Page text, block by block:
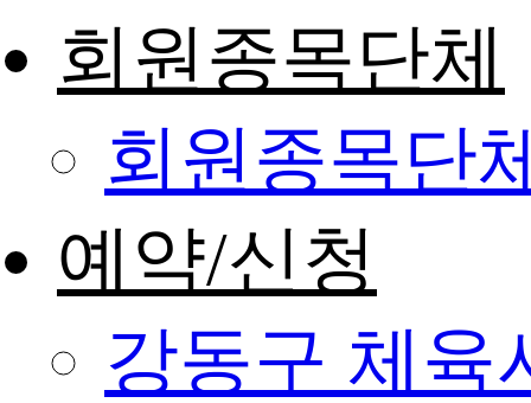
회원종목단체
회원종목단
예약/신청
강동구 체육